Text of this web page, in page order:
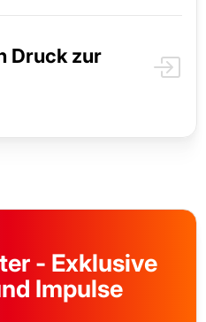
Druck zur
- Exklusive
Impulse